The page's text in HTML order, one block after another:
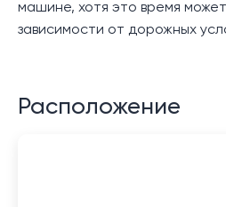
машине, хотя это время
зависимости от дорожных
Расположение